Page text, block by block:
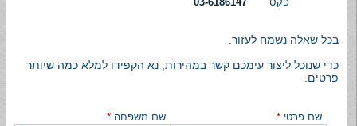
בכל שאלה נשמח לעזור.
כדי שנוכל ליצור עימכם קשר במהירות, נא הקפידו למלא כמה שיותר
פרטים.
שם פרטי * שם משפחה *